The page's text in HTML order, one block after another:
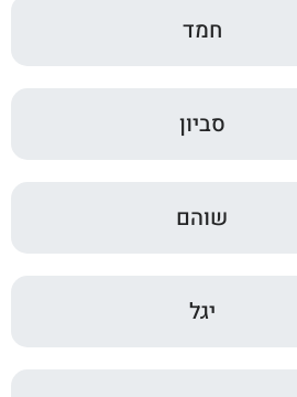
חמד
סביון
שוהם
יגל